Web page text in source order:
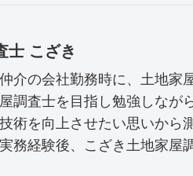
士 こざき
介の会社勤務時に、土地家
調査士を目指し勉強しなが
術を向上させたい思いから
務経験後、こざき土地家屋